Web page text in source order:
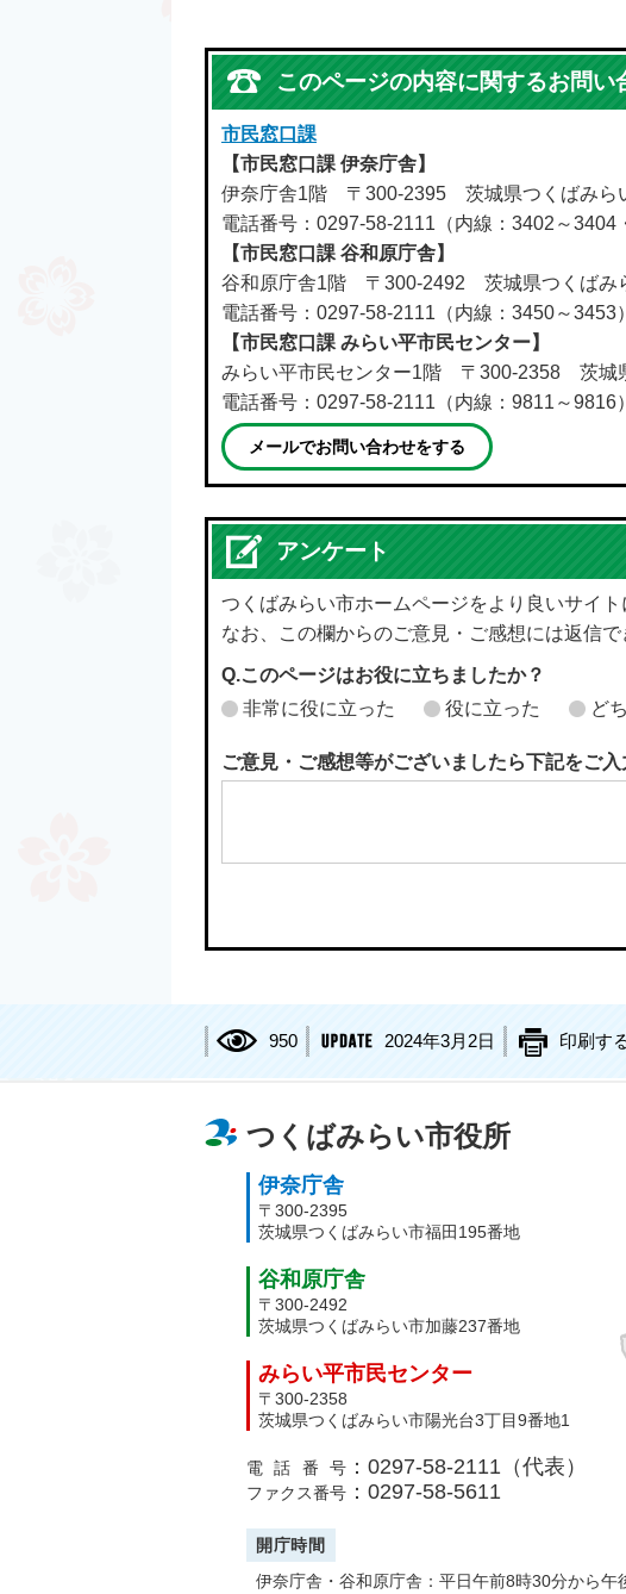
このページの内容に関するお問い
市民窓口課
【市民窓口課 伊奈庁舎】
伊奈庁舎1階 〒300-2395 茨城県つくばみら
電話番号：0297-58-2111（内線：3402～
【市民窓口課 谷和原庁舎】
谷和原庁舎1階 〒300-2492 茨城県つくばみ
電話番号：0297-58-2111（内線：3450～
【市民窓口課 みらい平市民センター】
みらい平市民センター1階 〒300-2358 茨城
電話番号：0297-58-2111（内線：9811～
メールでお問い合わせをする
アンケート
つくばみらい市ホームページをより良いサイ
なお、この欄からのご意見・ご感想には返信で
Q.このページはお役に立ちましたか？
非常に役に立った
役に立った ど
ご意見・ご感想等がございましたら下記をご入
950 2024年3月2日 印刷す
つくばみらい市役所
伊奈庁舎
〒300-2395
茨城県つくばみらい市福田195番地
谷和原庁舎
〒300-2492
茨城県つくばみらい市加藤237番地
みらい平市民センター
〒300-2358
茨城県つくばみらい市陽光台3丁目9番地1
電話番号 ：0297-58-2111（代表）
ファクス番号 ：0297-58-5611
開庁時間
伊奈庁舎・谷和原庁舎：平日午前8時30分から午